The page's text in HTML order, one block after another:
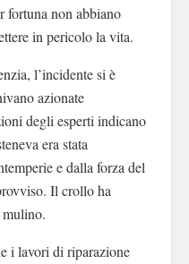
fortuna non abbiano
in pericolo la vita.
l’incidente si è
azionate
degli esperti indicano
era stata
e dalla forza del
Il crollo ha
mulino.
i lavori di riparazione